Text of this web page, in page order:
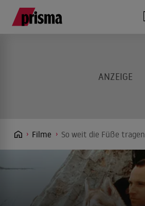
Filme So weit die Füße tragen